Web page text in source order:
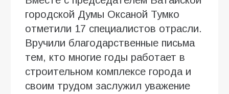
городской Думы Оксаной Тумко
отметили 17 специалистов отрасли.
Вручили благодарственные письма
тем, кто многие годы работает в
строительном комплексе города и
своим трудом заслужил уважение